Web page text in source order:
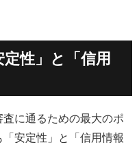
性」と「信用
に通るための最大のポ
安定性」と「信用情報